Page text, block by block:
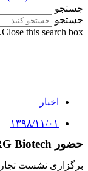
جستجو
جستجو
Close this search box.
اخبار
۱۳۹۸/۱۱/۰۱
حضور ARG Biotech در نشست ایران و ترکیه
برگزاری نشست